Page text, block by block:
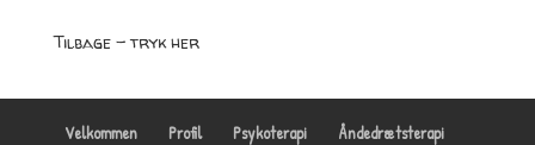
Tilbage – tryk her
Velkommen Profil Psykoterapi
Åndedrætsterapi